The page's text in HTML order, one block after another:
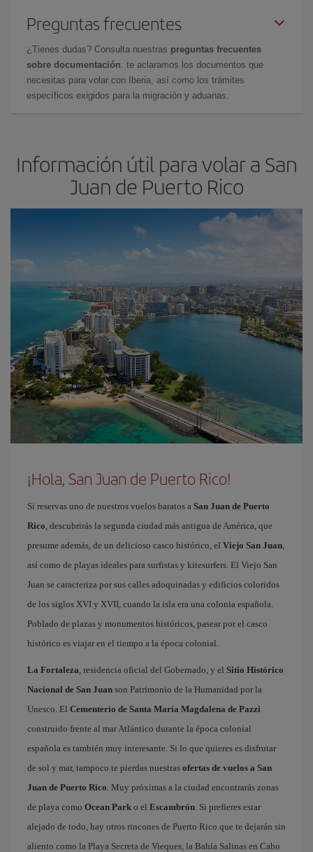
Preguntas frecuentes
¿Tienes dudas? Consulta nuestras preguntas frecuentes
sobre documentación: te aclaramos los documentos que
necesitas para volar con Iberia, así como los trámites
específicos exigidos para la migración y aduanas.
Información útil para volar a San
Juan de Puerto Rico
¡Hola, San Juan de Puerto Rico!
Si reservas uno de nuestros vuelos baratos a San Juan de Puerto
Rico, descubrirás la segunda ciudad más antigua de América, que
presume además, de un delicioso casco histórico, el Viejo San Juan,
así como de playas ideales para surfistas y kitesurfers. El Viejo San
Juan se caracteriza por sus calles adoquinadas y edificios coloridos
de los siglos XVI y XVII, cuando la isla era una colonia española.
Poblado de plazas y monumentos históricos, pasear por el casco
histórico es viajar en el tiempo a la época colonial.
La Fortaleza, residencia oficial del Gobernado, y el Sitio Histórico
Nacional de San Juan son Patrimonio de la Humanidad por la
Unesco. El Cementerio de Santa María Magdalena de Pazzi
construido frente al mar Atlántico durante la época colonial
española es también muy interesante. Si lo que quieres es disfrutar
de sol y mar, tampoco te pierdas nuestras ofertas de vuelos a San
Juan de Puerto Rico. Muy próximas a la ciudad encontrarás zonas
de playa como Ocean Park o el Escambrón. Si prefieres estar
alejado de todo, hay otros rincones de Puerto Rico que te dejarán sin
aliento como la Playa Secreta de Vieques, la Bahía Salinas en Cabo